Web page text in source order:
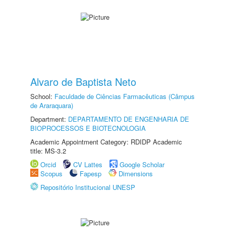
Alvaro de Baptista Neto
School: Faculdade de Ciências Farmacêuticas (Câmpus
de Araraquara)
Department: DEPARTAMENTO DE ENGENHARIA DE
BIOPROCESSOS E BIOTECNOLOGIA
Academic Appointment Category: RDIDP Academic
title: MS-3.2
Orcid
CV Lattes
Google Scholar
Scopus
Fapesp
Dimensions
Repositório Institucional UNESP